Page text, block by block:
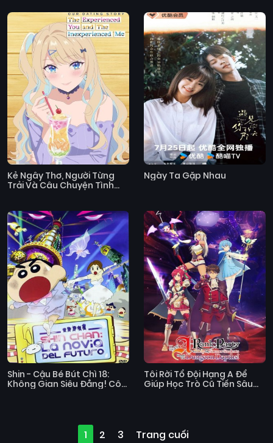
Kẻ Ngây Thơ, Người Từng
Trải Và Câu Chuyện Tình
Ngày Ta Gặp Nhau
Shin - Cậu Bé Bút Chì 18:
Không Gian Siêu Đẳng! Cô
Tôi Rời Tổ Đội Hạng A Để
Giúp Học Trò Cũ Tiến Sâu
1 2 3 Trang cuối